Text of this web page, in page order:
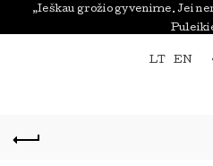
„Ieškau grožio gyvenime. Jei
LT EN